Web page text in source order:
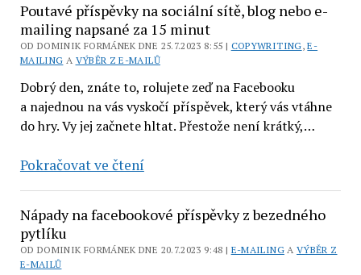
živou
vodou
vašeho
podnikání
Poutavé příspěvky na sociální sítě, blog nebo e-
mailing napsané za 15 minut
OD DOMINIK FORMÁNEK DNE 25.7.2023 8:55 | COPYWRITING,E-
MAILING A VÝBĚR Z E-MAILŮ
Dobrý den, znáte to, rolujete zeď na Facebooku
a najednou na vás vyskočí příspěvek, který vás vtáhne
do hry. Vy jej začnete hltat. Přestože není krátký,…
Pokračovat ve čteníPoutavé
na
sociální
sítě,
Nápady na facebookové příspěvky z bezedného
pytlíku
OD DOMINIK FORMÁNEK DNE 20.7.2023 9:48 | E-MAILINGA VÝBĚR Z
E-MAILŮ